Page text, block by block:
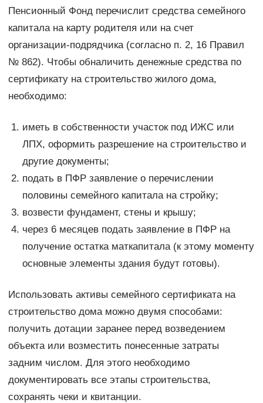
Пенсионный Фонд перечислит средства семейного
капитала на карту родителя или на счет
организации-подрядчика (согласно п. 2, 16 Правил
№ 862). Чтобы обналичить денежные средства по
сертификату на строительство жилого дома,
необходимо:
иметь в собственности участок под ИЖС или
ЛПХ, оформить разрешение на строительство и
другие документы;
подать в ПФР заявление о перечислении
половины семейного капитала на стройку;
возвести фундамент, стены и крышу;
через 6 месяцев подать заявление в ПФР на
получение остатка маткапитала (к этому моменту
основные элементы здания будут готовы).
Использовать активы семейного сертификата на
строительство дома можно двумя способами:
получить дотации заранее перед возведением
объекта или возместить понесенные затраты
задним числом. Для этого необходимо
документировать все этапы строительства,
сохранять чеки и квитанции.